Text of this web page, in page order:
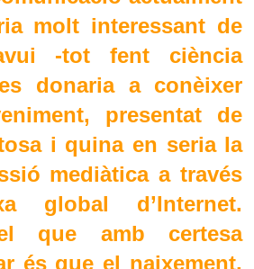
molt interessant de
-tot fent ciència
donaria a conèixer
presentat de
i quina en seria la
mediàtica a través
global d’Internet.
que amb certesa
és que el naixement,